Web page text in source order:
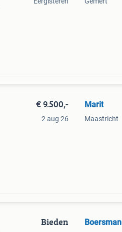
€ 9.500,-
2 aug 26
Marit
Maastricht
Bieden Boersman